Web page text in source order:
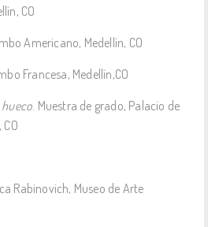
CO
Americano, Medellín, CO
Francesa, Medellín,CO
. Muestra de grado, Palacio de
Rabinovich, Museo de Arte